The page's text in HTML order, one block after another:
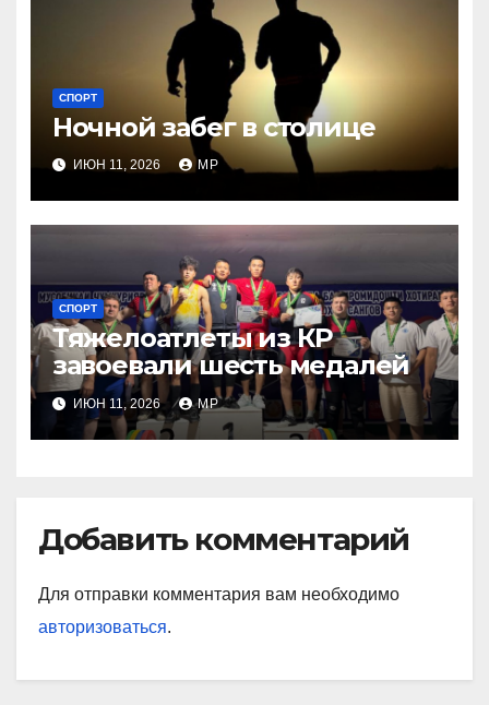
СПОРТ
Ночной забег в столице
ИЮН 11, 2026 MP
СПОРТ
Тяжелоатлеты из КР
завоевали шесть медалей
ИЮН 11, 2026 MP
Добавить комментарий
Для отправки комментария вам необходимо
авторизоваться.